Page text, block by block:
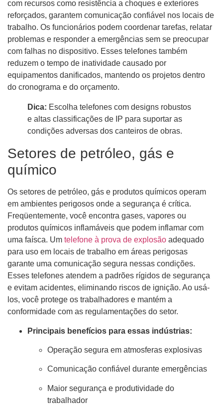
com recursos como resistência a choques e exteriores
reforçados, garantem comunicação confiável nos locais de
trabalho. Os funcionários podem coordenar tarefas, relatar
problemas e responder a emergências sem se preocupar
com falhas no dispositivo. Esses telefones também
reduzem o tempo de inatividade causado por
equipamentos danificados, mantendo os projetos dentro
do cronograma e do orçamento.
Dica: Escolha telefones com designs robustos
e altas classificações de IP para suportar as
condições adversas dos canteiros de obras.
Setores de petróleo, gás e
químico
Os setores de petróleo, gás e produtos químicos operam
em ambientes perigosos onde a segurança é crítica.
Freqüentemente, você encontra gases, vapores ou
produtos químicos inflamáveis ​​​​que podem inflamar com
uma faísca. Um telefone à prova de explosão adequado
para uso em locais de trabalho em áreas perigosas
garante uma comunicação segura nessas condições.
Esses telefones atendem a padrões rígidos de segurança
e evitam acidentes, eliminando riscos de ignição. Ao usá-
los, você protege os trabalhadores e mantém a
conformidade com as regulamentações do setor.
Principais benefícios para essas indústrias:
Operação segura em atmosferas explosivas
Comunicação confiável durante emergências
Maior segurança e produtividade do
trabalhador